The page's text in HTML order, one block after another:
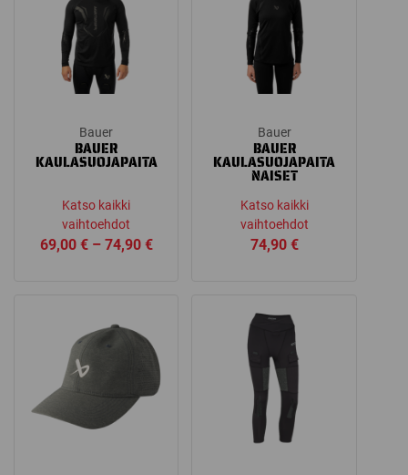
Bauer
BAUER
KAULASUOJAPAITA
Katso kaikki
vaihtoehdot
69,00 € – 74,90 €Price
Bauer
BAUER
KAULASUOJAPAITA
NAISET
Katso kaikki
vaihtoehdot
74,90 €